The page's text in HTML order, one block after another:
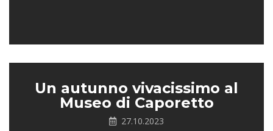
Un autunno vivacissimo al
Museo di Caporetto
27.10.2023